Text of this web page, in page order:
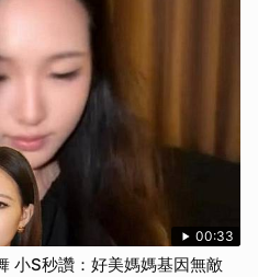
00:33
小S秒讚：好美媽媽基因無敵